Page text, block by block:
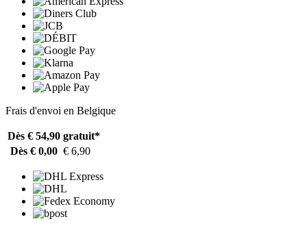
Frais d'envoi en Belgique
Dès € 54,90 gratuit*
Dès € 0,00 € 6,90